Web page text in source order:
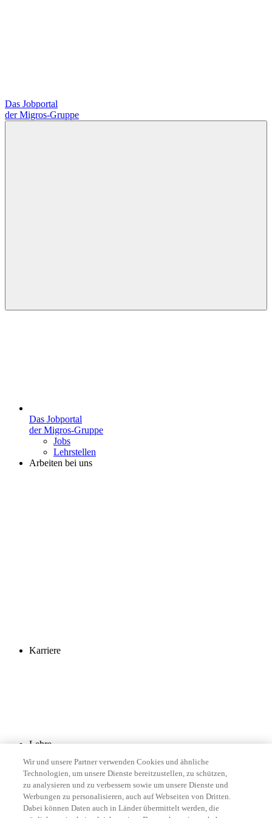
Das Jobportal
der Migros-Gruppe
Das Jobportal
der Migros-Gruppe
Jobs
Lehrstellen
Arbeiten bei uns
Karriere
Lehre
Wir und unsere Partner verwenden Cookies und ähnliche
Technologien, um unsere Dienste bereitzustellen, zu schützen,
zu analysieren und zu verbessern sowie um unsere Dienste und
Werbungen zu personalisieren, auch auf Webseiten von Dritten.
Dabei können Daten auch in Länder übermittelt werden, die